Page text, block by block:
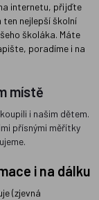
internetu, přijďte
ten nejlepší školní
školáka. Máte
poradíme i na
místě
i našim dětem.
přísnými měřítky
i na dálku
(zjevná